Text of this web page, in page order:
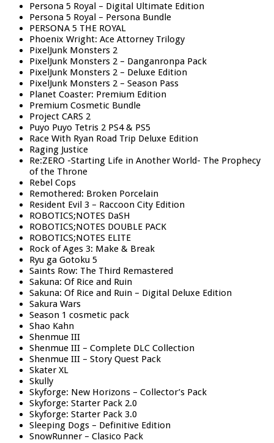
Persona 5 Royal – Digital Ultimate Edition
Persona 5 Royal – Persona Bundle
PERSONA 5 THE ROYAL
Phoenix Wright: Ace Attorney Trilogy
PixelJunk Monsters 2
PixelJunk Monsters 2 – Danganronpa Pack
PixelJunk Monsters 2 – Deluxe Edition
PixelJunk Monsters 2 – Season Pass
Planet Coaster: Premium Edition
Premium Cosmetic Bundle
Project CARS 2
Puyo Puyo Tetris 2 PS4 & PS5
Race With Ryan Road Trip Deluxe Edition
Raging Justice
Re:ZERO -Starting Life in Another World- The Prophecy
of the Throne
Rebel Cops
Remothered: Broken Porcelain
Resident Evil 3 – Raccoon City Edition
ROBOTICS;NOTES DaSH
ROBOTICS;NOTES DOUBLE PACK
ROBOTICS;NOTES ELITE
Rock of Ages 3: Make & Break
Ryu ga Gotoku 5
Saints Row: The Third Remastered
Sakuna: Of Rice and Ruin
Sakuna: Of Rice and Ruin – Digital Deluxe Edition
Sakura Wars
Season 1 cosmetic pack
Shao Kahn
Shenmue III
Shenmue III – Complete DLC Collection
Shenmue III – Story Quest Pack
Skater XL
Skully
Skyforge: New Horizons – Collector’s Pack
Skyforge: Starter Pack 2.0
Skyforge: Starter Pack 3.0
Sleeping Dogs – Definitive Edition
SnowRunner – Clasico Pack